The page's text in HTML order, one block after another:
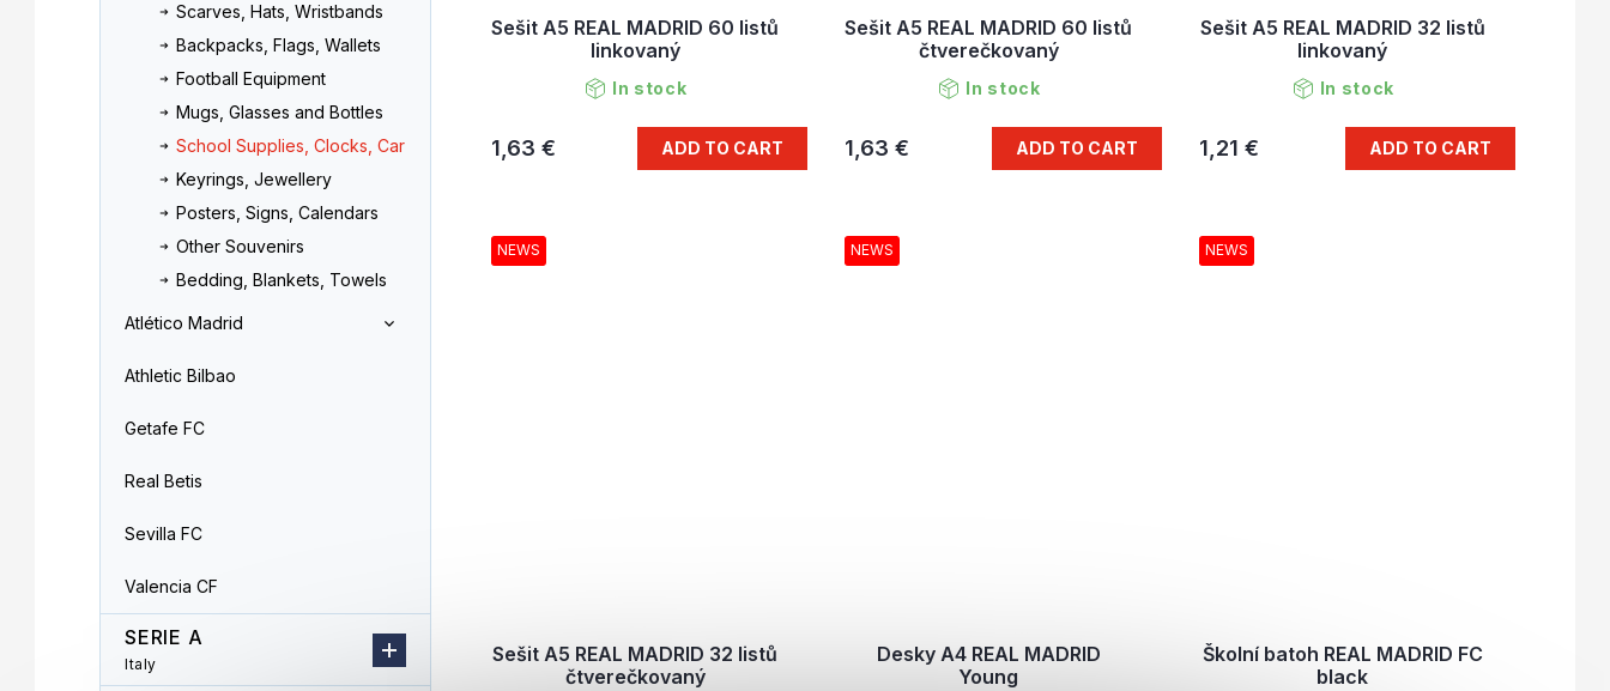
Scarves, Hats, Wristbands
Backpacks, Flags, Wallets
Football Equipment
Mugs, Glasses and Bottles
School Supplies, Clocks, Car
Keyrings, Jewellery
Posters, Signs, Calendars
Other Souvenirs
Bedding, Blankets, Towels
Atlético Madrid
Athletic Bilbao
Getafe FC
Real Betis
Sevilla FC
Valencia CF
SERIE A
Italy
Sešit A5 REAL MADRID 60 listů
linkovaný
In stock
1,63 € ADD TO CART
Sešit A5 REAL MADRID 60 listů
čtverečkovaný
In stock
1,63 € ADD TO CART
Sešit A5 REAL MADRID 32 listů
linkovaný
In stock
1,21 € ADD TO CART
NEWS
Sešit A5 REAL MADRID 32 listů
čtverečkovaný
NEWS
Desky A4 REAL MADRID
Young
NEWS
Školní batoh REAL MADRID FC
black